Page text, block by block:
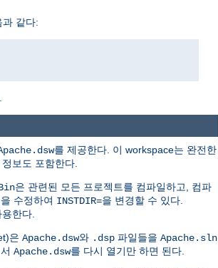
과 같다:
를 제공한다. 이 workspace는 완전한
보도 포함한다.
은 관련된 모든 프로젝트를 컴파일하고, 컴파
수정하여 INSTDIR=을 변경할 수 있다.
한다.
은 Apache.dsw와 .dsp 파일들을 Apache.sln
Apache.dsw를 다시 열기만 하면 된다.